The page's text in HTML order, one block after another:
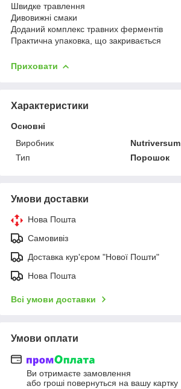
Швидке травлення
Дивовижні смаки
Доданий комплекс травних ферментів
Практична упаковка, що закривається
Приховати
Характеристики
Основні
Виробник
Nutriversum
Тип
Порошок
Умови доставки
Нова Пошта
Самовивіз
Доставка кур'єром "Нової Пошти"
Нова Пошта
Всі умови доставки
Умови оплати
Ви отримаєте замовлення
або гроші повернуться на вашу картку